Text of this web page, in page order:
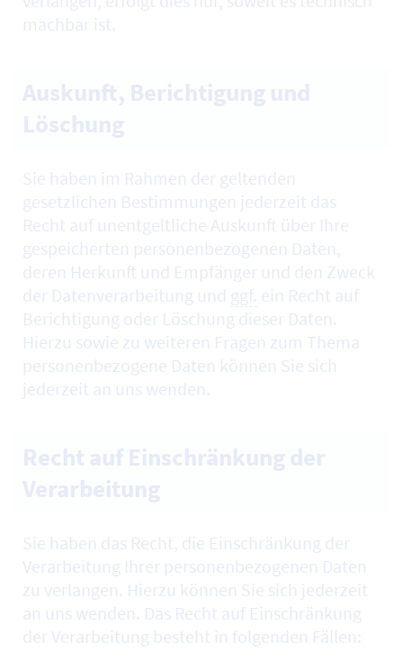
machbar ist.
Sie haben im Rahmen der geltenden
gesetzlichen Bestimmungen jederzeit das
Recht auf unentgeltliche Auskunft über Ihre
gespeicherten personenbezogenen Daten,
deren Herkunft und Empfänger und den Zweck
der Datenverarbeitung und ggf. ein Recht auf
Berichtigung oder Löschung dieser Daten.
Hierzu sowie zu weiteren Fragen zum Thema
personenbezogene Daten können Sie sich
jederzeit an uns wenden.
Sie haben das Recht, die Einschränkung der
Verarbeitung Ihrer personenbezogenen Daten
zu verlangen. Hierzu können Sie sich jederzeit
an uns wenden. Das Recht auf Einschränkung
der Verarbeitung besteht in folgenden Fällen: